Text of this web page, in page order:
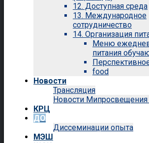
12. Доступная среда
13. Международное
сотрудничество
14. Организация
Меню
питания
food
Новости
Трансляция
Новости Мипросвещения
КРЦ
ДО
Диссеминации опыта
МЭШ